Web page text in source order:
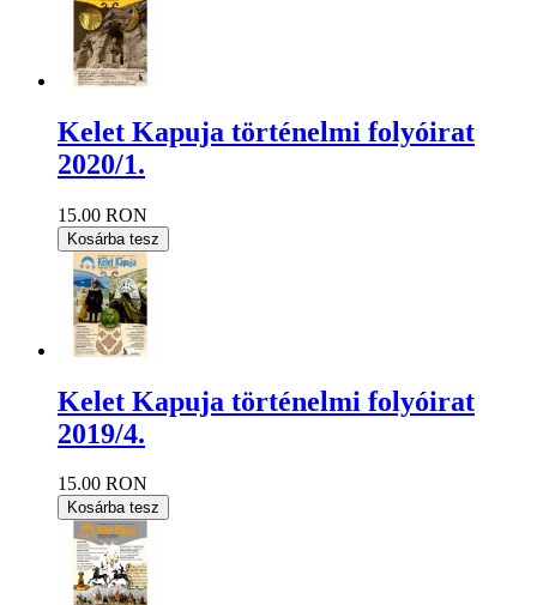
Kelet Kapuja történelmi folyóirat
2020/1.
15.00 RON
Kosárba tesz
Kelet Kapuja történelmi folyóirat
2019/4.
15.00 RON
Kosárba tesz